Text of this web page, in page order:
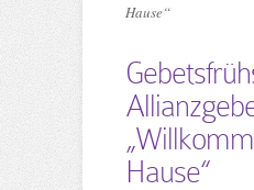
Hause“
Hause“